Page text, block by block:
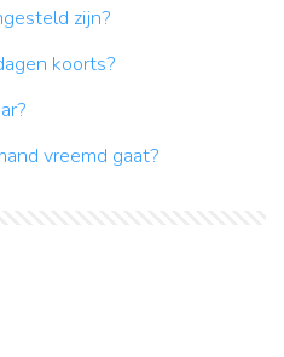
zijn?
koorts?
vreemd gaat?